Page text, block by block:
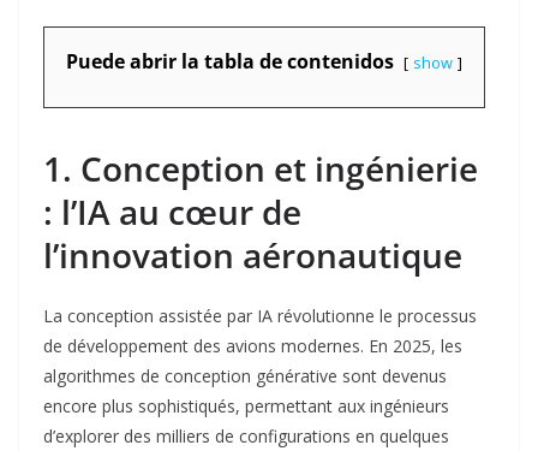
Puede abrir la tabla de contenidos show
1. Conception et ingénierie
: l’IA au cœur de
l’innovation aéronautique
La conception assistée par IA révolutionne le processus
de développement des avions modernes. En 2025, les
algorithmes de conception générative sont devenus
encore plus sophistiqués, permettant aux ingénieurs
d’explorer des milliers de configurations en quelques